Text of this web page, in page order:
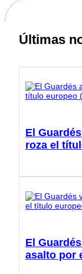
Últimas
El
roza el
El
asalto por